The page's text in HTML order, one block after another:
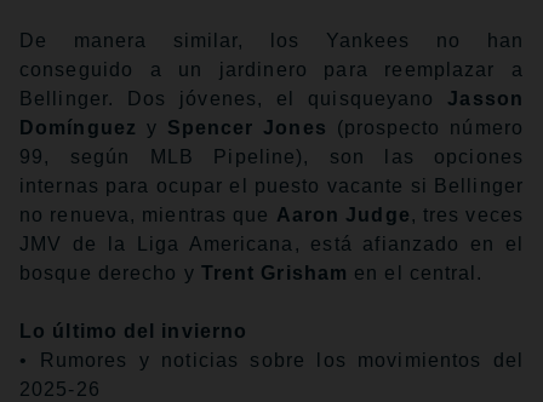
De manera similar, los Yankees no han
conseguido a un jardinero para reemplazar a
Bellinger. Dos jóvenes, el quisqueyano Jasson
Domínguez y Spencer Jones
(prospecto número
99, según MLB Pipeline), son las opciones
internas para ocupar el puesto vacante si Bellinger
no renueva, mientras que Aaron Judge , tres veces
JMV de la Liga Americana, está afianzado en el
bosque derecho y Trent Grisham en el central.
Lo último del invierno
• Rumores y noticias sobre los movimientos del
2025-26